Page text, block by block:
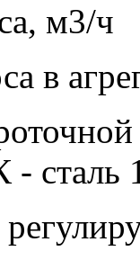
м3/ч
в
сталь